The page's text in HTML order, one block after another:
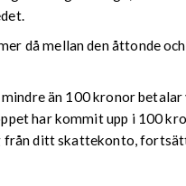
då mellan den åttonde
mindre än 100 kronor
har kommit upp i 100
från ditt skattekonto,